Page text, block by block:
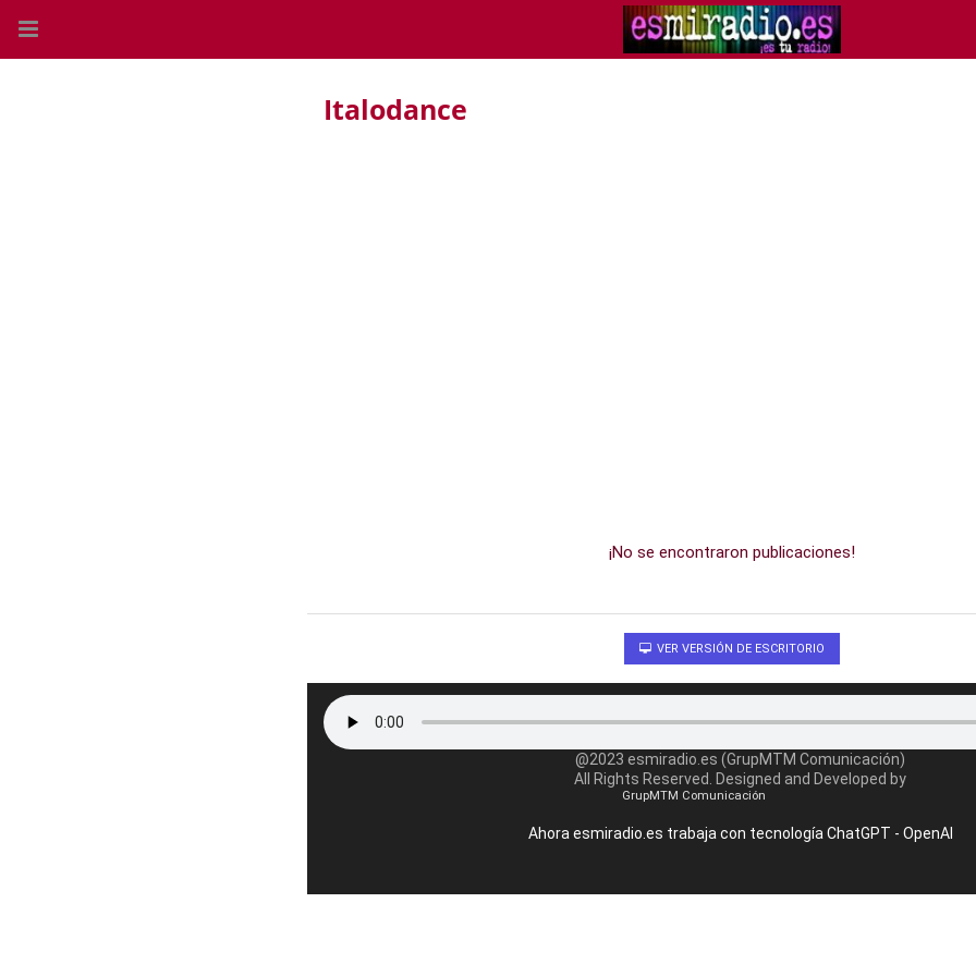
Italodance
¡No se encontraron publicaciones!
VER VERSIÓN DE ESCRITORIO
@2023 esmiradio.es (GrupMTM Comunicación)
All Rights Reserved. Designed and Developed by
GrupMTM Comunicación
Ahora esmiradio.es trabaja con tecnología ChatGPT - OpenAI